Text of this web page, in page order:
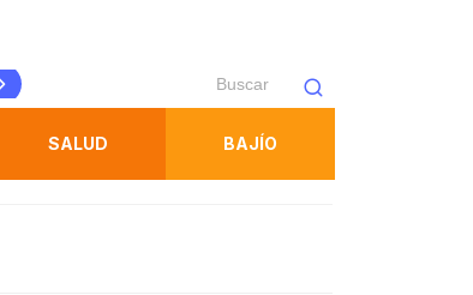
FISCALÍA OBTIENE PRISIÓN PREVENTIVA CONTRA
SALUD BAJÍO